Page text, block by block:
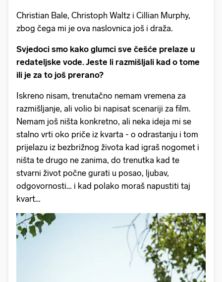
Christian Bale, Christoph Waltz i Cillian Murphy,
zbog čega mi je ova naslovnica još i draža.
Svjedoci smo kako glumci sve češće prelaze u
redateljske vode. Jeste li razmišljali kad o tome
ili je za to još prerano?
Iskreno nisam, trenutačno nemam vremena za
razmišljanje, ali volio bi napisat scenariji za film.
Nemam još ništa konkretno, ali neka ideja mi se
stalno vrti oko priče iz kvarta - o odrastanju i tom
prijelazu iz bezbrižnog života kad igraš nogomet i
ništa te drugo ne zanima, do trenutka kad te
stvarni život počne gurati u posao, ljubav,
odgovornosti… i kad polako moraš napustiti taj
kvart…